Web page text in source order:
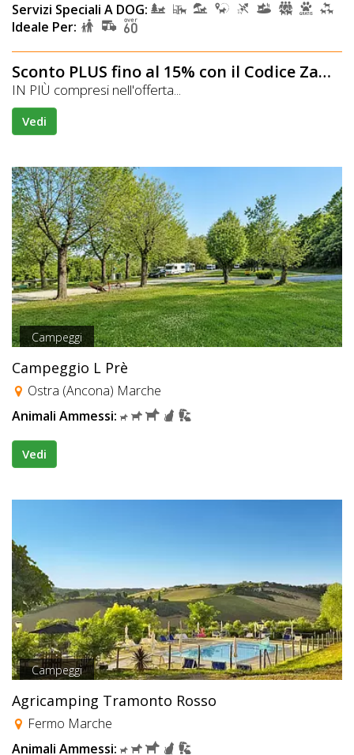
Servizi Speciali A DOG:
Ideale Per:
Sconto PLUS fino al 15% con il Codice Zampa
IN PIÙ compresi nell'offerta...
Vedi
Campeggi
Campeggio L Prè
Ostra (Ancona) Marche
Animali Ammessi:
Vedi
Campeggi
Agricamping Tramonto Rosso
Fermo Marche
Animali Ammessi: